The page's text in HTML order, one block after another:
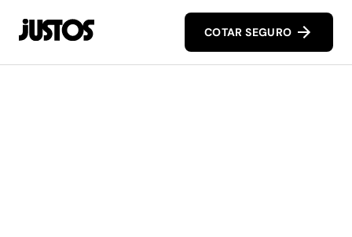
COTAR SEGURO